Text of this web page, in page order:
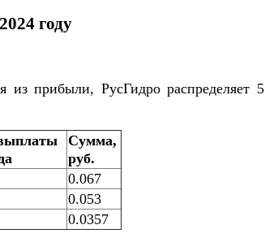
году
из прибыли, РусГидро
Сумма,
руб.
0.067
0.053
0.0357